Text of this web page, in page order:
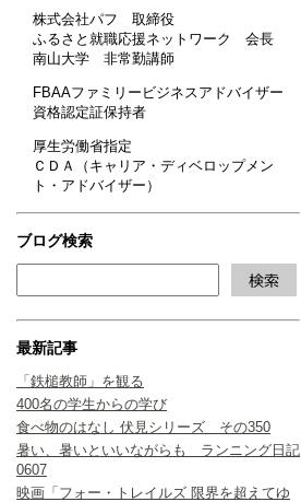
株式会社パフ 取締役
ふるさと就職応援ネットワーク 会長
南山大学 非常勤講師
FBAAファミリービジネスアドバイザー
資格認定証保持者
厚生労働省指定
ＣＤＡ（キャリア・ディベロップメン
ト・アドバイザー）
ブログ検索
最新記事
「鉄槌教師」を観る
400名の学生からの学び
食べ物のはなし 伏見シリーズ その350
暑い、暑いといいながらも ランニング日記
0607
映画「フォー・トレイルズ 限界を超えてゆ